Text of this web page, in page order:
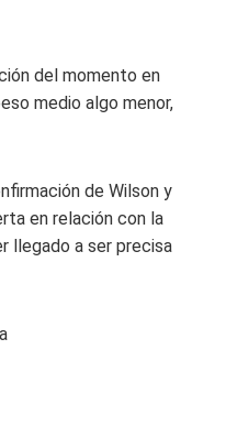
del momento en
medio algo menor,
de Wilson y
en relación con la
llegado a ser precisa